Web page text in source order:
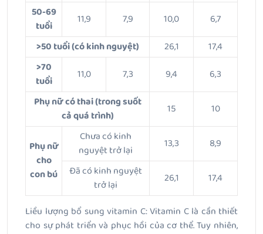
50-69
tuổi
11,9 7,9 10,0
6,7
>50 tuổi (có kinh nguyệt)
26,1
17,4
>70
tuổi
11,0 7,3 9,4
6,3
Phụ nữ có thai (trong suốt
cả quá trình)
15 10
Phụ nữ
cho
con bú
Chưa có kinh
nguyệt trở lại
13,3
8,9
Đã có kinh nguyệt
trở lại
26,1 17,4
Liều lượng bổ sung vitamin C: Vitamin C là cần thiết
cho sự phát triển và phục hồi của cơ thể. Tuy nhiên,